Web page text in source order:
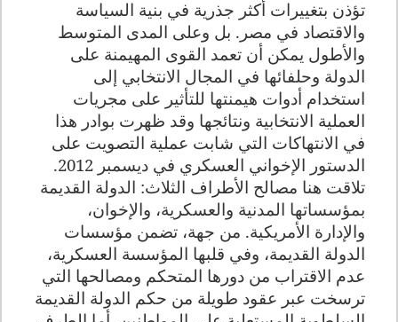
تؤذن بتغييرات أكثر جذرية في بنية السياسة
والاقتصاد في مصر. بل وعلى المدى المتوسط
والأطول يمكن أن تعمد القوى المهيمنة على
الدولة وحلفائها في المجال الانتخابي إلى
استخدام أدوات هيمنتها للتأثير على مجريات
العملية الانتخابية ونتائجها وقد ظهرت بوادر هذا
في الانتهاكات التي شابت عملية التصويت على
الدستور الإخواني العسكري في ديسمبر 2012.
تلاقت هنا مصالح الأطراف الثلاث: الدولة القديمة
بمؤسساتها المدنية والعسكرية، والإخوان،
والإدارة الأمريكية. من جهة، تضمن مؤسسات
الدولة القديمة، وفي قلبها المؤسسة العسكرية،
عدم الاقتراب من دورها المتحكم ومصالحها التي
ترسخت عبر عقود طويلة من حكم الدولة القديمة